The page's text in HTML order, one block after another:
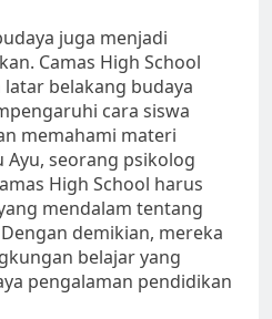
juga menjadi
Camas High School
belakang budaya
cara siswa
memahami materi
seorang psikolog
High School harus
mendalam tentang
demikian, mereka
belajar yang
pengalaman pendidikan